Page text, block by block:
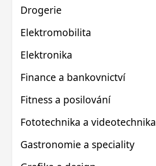
Drogerie
Elektromobilita
Elektronika
Finance a bankovnictví
Fitness a posilování
Fototechnika a videotechnika
Gastronomie a speciality